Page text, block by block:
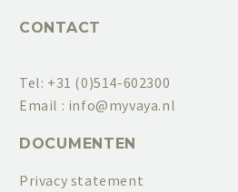
CONTACT
Tel: +31 (0)514-602300
Email : info@myvaya.nl
DOCUMENTEN
Privacy statement